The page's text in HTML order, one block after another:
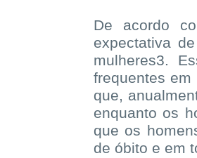
De acordo
expectativa
mulheres3.
frequentes
que,
enquanto os
que os
de óbito e em